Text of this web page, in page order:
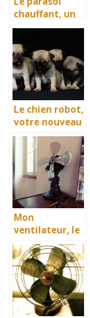
chauffant, un
accessoire
diffusion de la
chaleur
Le chien robot,
votre nouveau
compagnon
Mon
ventilateur, le
guide
informatif sur
les meilleurs
appareils